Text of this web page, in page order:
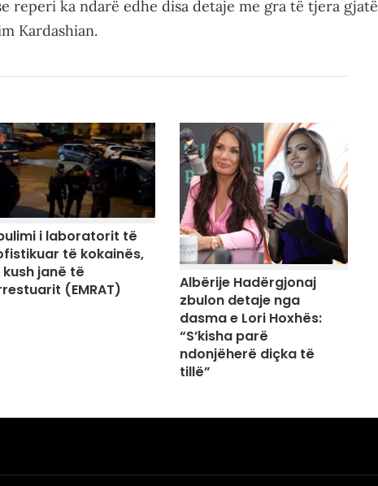
reperi ka ndarë edhe disa detaje me gra të tjera gjatë
Kardashian.
i laboratorit të
të kokainës,
kush janë të
(EMRAT)
Albërije Hadërgjonaj
zbulon detaje nga
dasma e Lori Hoxhës:
“S’kisha parë
ndonjëherë diçka të
tillë”